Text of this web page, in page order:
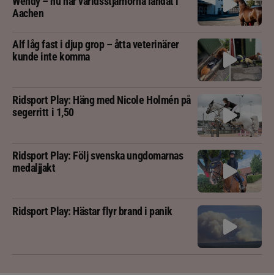
Aachen
Alf låg fast i djup grop – åtta veterinärer
kunde inte komma
Ridsport Play: Häng med Nicole Holmén på
segerritt i 1,50
Ridsport Play: Följ svenska ungdomarnas
medaljjakt
Ridsport Play: Hästar flyr brand i panik